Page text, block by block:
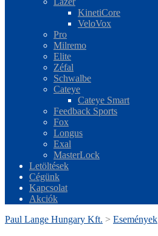
KinetiCore
VeloVox
Pro
Milremo
Elite
Zéfal
Schwalbe
Cateye
Cateye Smart
Feedback Sports
Fox
Longus
Exal
MasterLock
Letöltések
Cégünk
Kapcsolat
Akciók
Paul Lange Hungary Kft. > Események